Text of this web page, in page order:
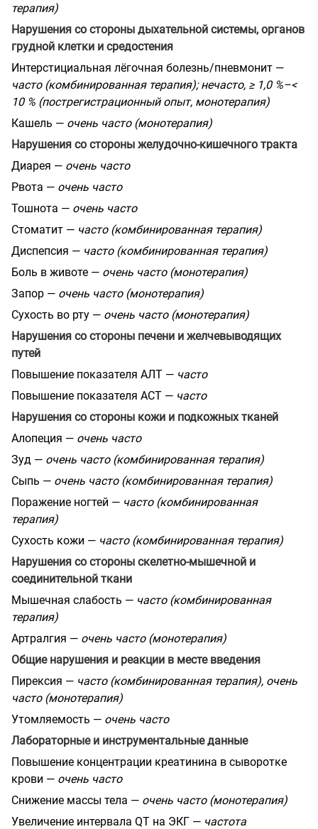
терапия)
Нарушения со стороны дыхательной системы, органов
грудной клетки и средостения
Интерстициальная лёгочная болезнь/пневмонит —
часто (комбинированная терапия); нечасто, ≥ 1,0 %–<
10 % (пострегистрационный опыт, монотерапия)
Кашель — очень часто (монотерапия)
Нарушения со стороны желудочно-кишечного тракта
Диарея — очень часто
Рвота — очень часто
Тошнота — очень часто
Стоматит — часто (комбинированная терапия)
Диспепсия — часто (комбинированная терапия)
Боль в животе — очень часто (монотерапия)
Запор — очень часто (монотерапия)
Сухость во рту — очень часто (монотерапия)
Нарушения со стороны печени и желчевыводящих
путей
Повышение показателя АЛТ — часто
Повышение показателя АСТ — часто
Нарушения со стороны кожи и подкожных тканей
Алопеция — очень часто
Зуд — очень часто (комбинированная терапия)
Сыпь — очень часто (комбинированная терапия)
Поражение ногтей — часто (комбинированная
терапия)
Сухость кожи — часто (комбинированная терапия)
Нарушения со стороны скелетно-мышечной и
соединительной ткани
Мышечная слабость — часто (комбинированная
терапия)
Артралгия — очень часто (монотерапия)
Общие нарушения и реакции в месте введения
Пирексия — часто (комбинированная терапия), очень
часто (монотерапия)
Утомляемость — очень часто
Лабораторные и инструментальные данные
Повышение концентрации креатинина в сыворотке
крови — очень часто
Снижение массы тела — очень часто (монотерапия)
Увеличение интервала QT на ЭКГ — частота